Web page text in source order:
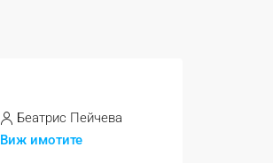
Беатрис Пейчева
Виж имотите